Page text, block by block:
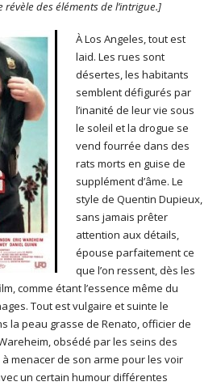
révèle des éléments de l’intrigue.]
À Los Angeles, tout est
laid. Les rues sont
désertes, les habitants
semblent défigurés par
l’inanité de leur vie sous
le soleil et la drogue se
vend fourrée dans des
rats morts en guise de
supplément d’âme. Le
style de Quentin Dupieux,
sans jamais prêter
attention aux détails,
épouse parfaitement ce
que l’on ressent, dès les
comme étant l’essence même du
Tout est vulgaire et suinte le
la peau grasse de Renato, officier de
obsédé par les seins des
à menacer de son arme pour les voir
un certain humour différentes